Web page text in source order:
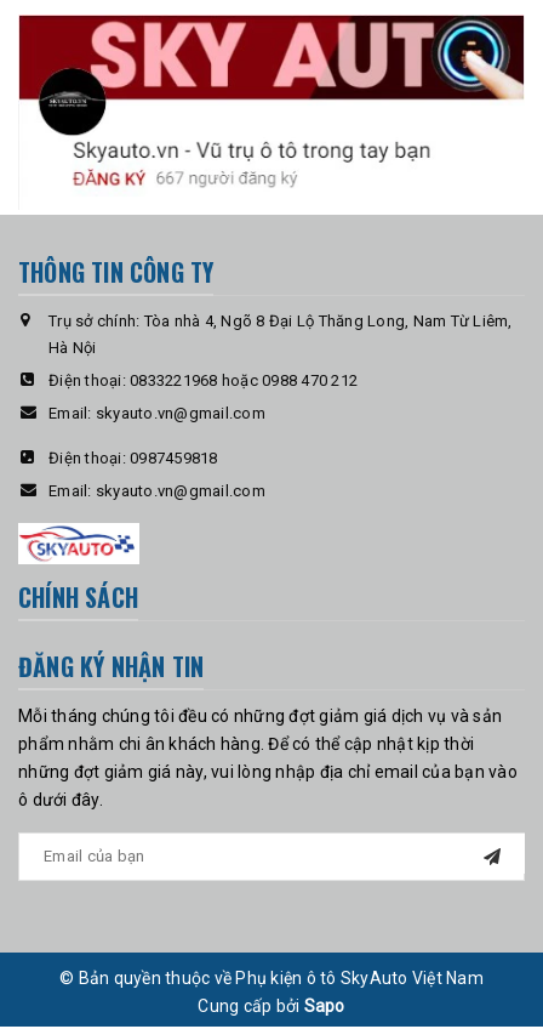
THÔNG TIN CÔNG TY
Trụ sở chính: Tòa nhà 4, Ngõ 8 Đại Lộ Thăng Long, Nam Từ Liêm,
Hà Nội
Điện thoại: 0833221968 hoặc 0988 470 212
Email: skyauto.vn@gmail.com
Điện thoại: 0987459818
Email: skyauto.vn@gmail.com
CHÍNH SÁCH
ĐĂNG KÝ NHẬN TIN
Mỗi tháng chúng tôi đều có những đợt giảm giá dịch vụ và sản
phẩm nhằm chi ân khách hàng. Để có thể cập nhật kịp thời
những đợt giảm giá này, vui lòng nhập địa chỉ email của bạn vào
ô dưới đây.
© Bản quyền thuộc về Phụ kiện ô tô SkyAuto Việt Nam
Cung cấp bởi Sapo